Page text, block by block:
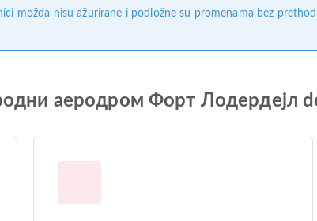
možda nisu ažurirane i podložne su promenama bez
аеродром Форт Лодердејл